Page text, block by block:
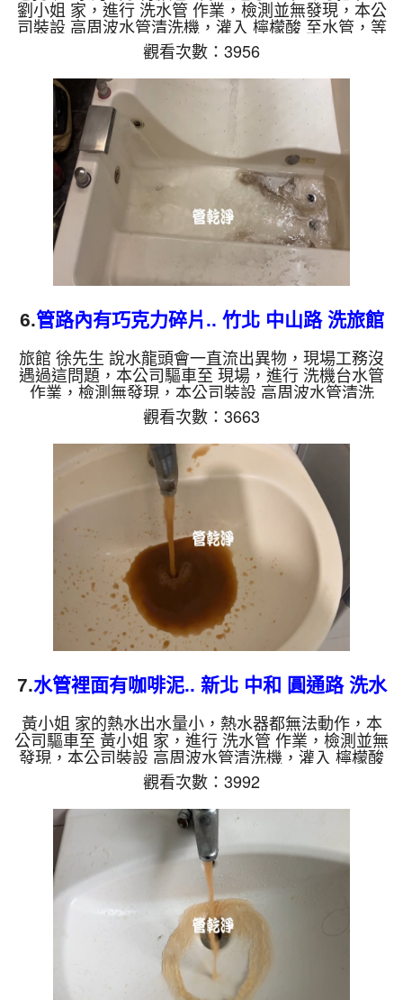
劉小姐 家，進行 洗水管 作業，檢測並無發現，本公
司裝設 高周波水管清洗機，灌入 檸檬酸 至水管，等
了約15分，開啟 水管清洗機 ，啟動 螺旋波 模式，一
洗水管就流出土色髒水，看起來跟中藥湯一樣，二個
多小時後，出水乾淨出水量也變大了。 如是自來
水，如水管老化，會產生鐵鏽跟泥沙堆積，洗出來的
水就會是咖啡色，地下水含有氧化錳，管壁上會結成
黑色管垢，洗出來的水會跟石油一樣黑，有些洗出綠
色的水，是因為裡面有銅的物質，生鏽產生銅綠，如
是藍色的水，是因為...
觀看次數：3956
6.管路內有巧克力碎片.. 竹北 中山路 洗旅館
管路
旅館 徐先生 說水龍頭會一直流出異物，現場工務沒
遇過這問題，本公司驅車至 現場，進行 洗機台水管
作業，檢測無發現，本公司裝設 高周波水管清洗
機，開啟 水管清洗機 ，啟動 水槌 模式，一洗就流出
髒水，還一直掉出一塊塊棕色石塊，看起來像是巧克
力脆片，兩組師傅弄了一天後，管路恢復正常。 如
是自來水，如水管老化，會產生鐵鏽跟泥沙堆積，洗
出來的水就會是咖啡色，地下水含有氧化錳，管壁上
會結成黑色管垢，洗出來的水會跟石油一樣黑，有些
洗出綠色的水，是因為裡面有銅的物質，生鏽產生銅
綠，如是藍色的水，是因為...
觀看次數：3663
7.水管裡面有咖啡泥.. 新北 中和 圓通路 洗水
管
黃小姐 家的熱水出水量小，熱水器都無法動作，本
公司驅車至 黃小姐 家，進行 洗水管 作業，檢測並無
發現，本公司裝設 高周波水管清洗機，灌入 檸檬酸
至水管，等了約15分，開啟 水管清洗機 ，啟動 螺旋
波 模式，一洗水管就流出棕色咖啡液，顏色越來越
深，二個多小時後，熱水出水量恢復熱水器也正常動
作了。 如是自來水，如水管老化，會產生鐵鏽跟泥
沙堆積，洗出來的水就會是咖啡色，地下水含有氧化
錳，管壁上會結成黑色管垢，洗出來的水會跟石油一
樣黑，有些洗出綠色的水，是因為裡面有銅的物質，
生鏽產生銅綠，如是...
觀看次數：3992